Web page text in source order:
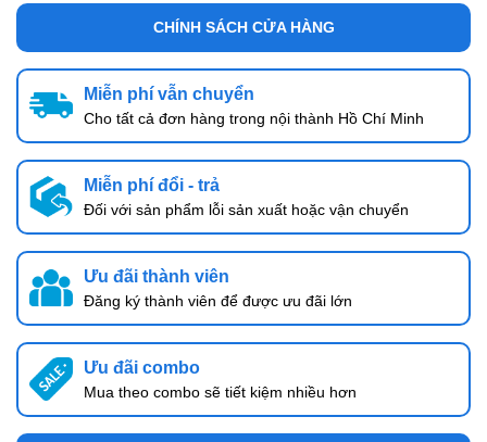
CHÍNH SÁCH CỬA HÀNG
Miễn phí vẫn chuyển
Cho tất cả đơn hàng trong nội thành Hồ Chí Minh
Miễn phí đổi - trả
Đối với sản phẩm lỗi sản xuất hoặc vận chuyển
Ưu đãi thành viên
Đăng ký thành viên để được ưu đãi lớn
Ưu đãi combo
Mua theo combo sẽ tiết kiệm nhiều hơn